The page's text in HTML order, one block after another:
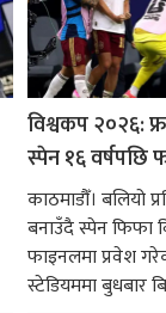
विश्वकप २०२६:
स्पेन १६ वर्षपछि
काठमाडौँ। बलियो
बनाउँदै स्पेन फिफा
फाइनलमा प्रवेश
स्टेडियममा बुधबार